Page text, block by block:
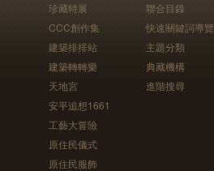
珍藏特展
CCC創作集
建築排排站
建築轉轉樂
天地宮
安平追想1661
工藝大冒險
原住民儀式
原住民服飾
聯合目錄
快速關鍵詞導覽
主題分類
典藏機構
進階搜尋